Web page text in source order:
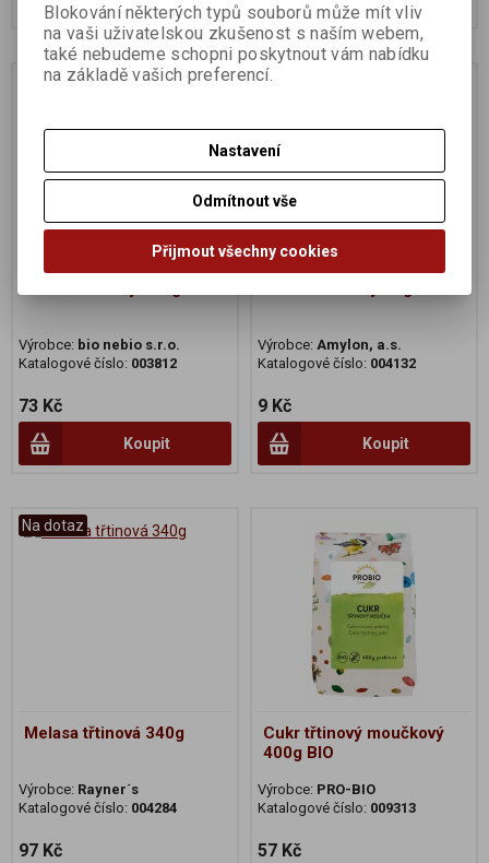
Výrobce: bio nebio s.r.o.
Katalogové číslo: 003812
73 Kč
Koupit
Na dotaz
Výrobce: Amylon, a.s.
Katalogové číslo: 004132
9 Kč
Koupit
Na dotaz
Melasa třtinová 340g
Výrobce: Rayner´s
Katalogové číslo: 004284
97 Kč
Cukr třtinový moučkový
400g BIO
Výrobce: PRO-BIO
Katalogové číslo: 009313
57 Kč
Blokování některých typů souborů může mít vliv
na vaši uživatelskou zkušenost s naším webem,
také nebudeme schopni poskytnout vám nabídku
na základě vašich preferencí.
Nastavení
Odmítnout vše
Přijmout všechny cookies